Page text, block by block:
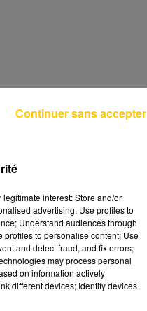
pays
interest: Store and/or
advertising; Use profiles to
Understand audiences through
profiles to personalise content; Use
and detect fraud, and fix errors;
may process personal
on information actively
different devices; Identify devices
Continuer sans accepter